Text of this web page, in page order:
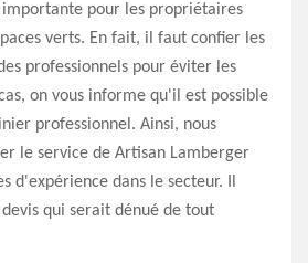
importante pour les propriétaires
verts. En fait, il faut confier les
professionnels pour éviter les
on vous informe qu'il est possible
professionnel. Ainsi, nous
le service de Artisan Lamberger
d'expérience dans le secteur. Il
qui serait dénué de tout